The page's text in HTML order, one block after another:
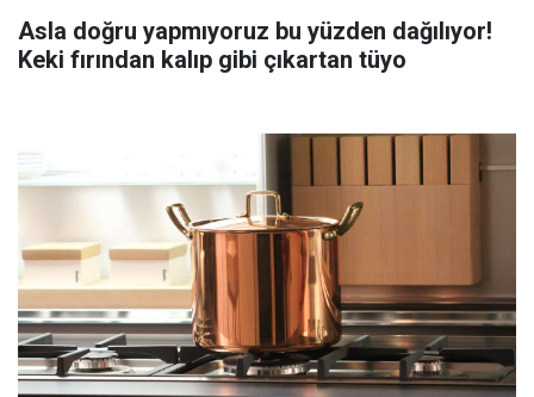
Asla doğru yapmıyoruz bu yüzden dağılıyor!
Keki fırından kalıp gibi çıkartan tüyo